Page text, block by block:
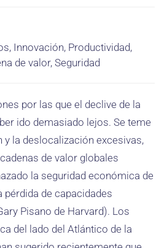
Innovación, Productividad,
de valor, Seguridad
por las que el declive de la
ido demasiado lejos. Se teme
y la deslocalización excesivas,
de valor globales
la seguridad económica de
pérdida de capacidades
Pisano de Harvard). Los
del lado del Atlántico de la